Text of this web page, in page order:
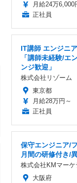
月給24万6,000
正社員
IT講師 エンジニ
「講師未経験/エ
ンジ歓迎」
株式会社リゾーム
東京都
月給28万円～
正社員
保守エンジニア/
月間の研修付き/
株式会社KMマー
大阪府